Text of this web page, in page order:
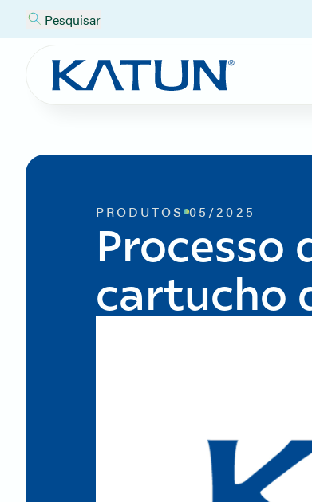
Pesquisar
PRODUTOS 05/2025
Processo
cartucho